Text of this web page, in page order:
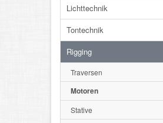
Lichttechnik
Tontechnik
Rigging
Traversen
Motoren
Stative